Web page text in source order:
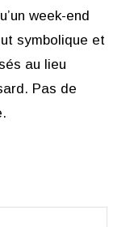
week-end
symbolique et
au lieu
Pas de